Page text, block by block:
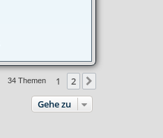
34 Themen 1 2
Gehe zu